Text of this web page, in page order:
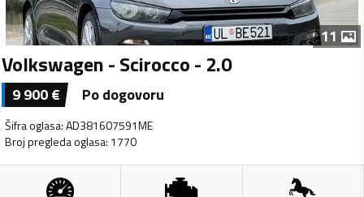
11
Volkswagen - Scirocco - 2.0
9 900€ Po dogovoru
Šifra oglasa:AD381607591ME
Broj pregleda oglasa: 1770